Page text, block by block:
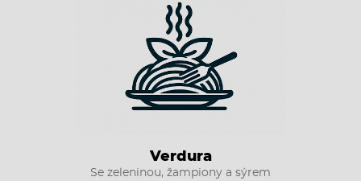
Verdura
Se zeleninou, žampiony a sýrem